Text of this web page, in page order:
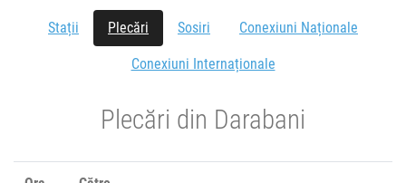
Stații Plecări Sosiri Conexiuni Naționale
Conexiuni Internaționale
Plecări din Darabani